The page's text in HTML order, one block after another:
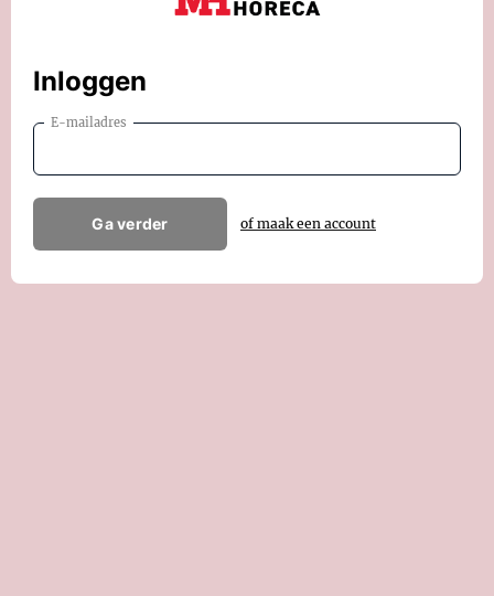
Inloggen
E-mailadres
Ga verder of maak een account